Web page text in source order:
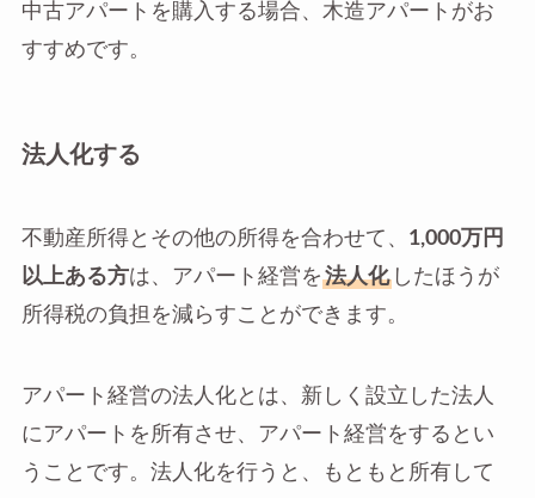
中古アパートを購入する場合、木造アパートがお
すすめです。
法人化する
不動産所得とその他の所得を合わせて、 1,000万円
以上ある方は、アパート経営を 法人化したほうが
所得税の負担を減らすことができます。
アパート経営の法人化とは、新しく設立した法人
にアパートを所有させ、アパート経営をするとい
うことです。法人化を行うと、もともと所有して